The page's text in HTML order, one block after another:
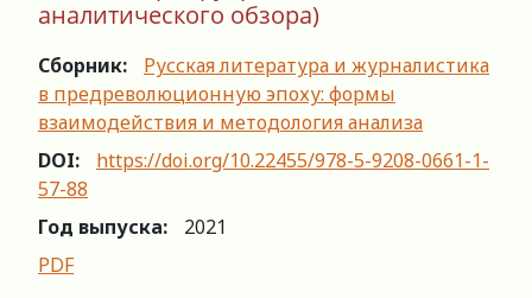
аналитического обзора)
Сборник:
Русская литература и журналистика
в предреволюционную эпоху: формы
взаимодействия и методология анализа
DOI:
https://doi.org/10.22455/978-5-9208-0661-1-
57-88
Год выпуска:
2021
PDF